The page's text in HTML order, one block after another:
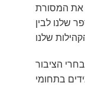
את המסורת
שלנו לבין
הציבור
בתחומי